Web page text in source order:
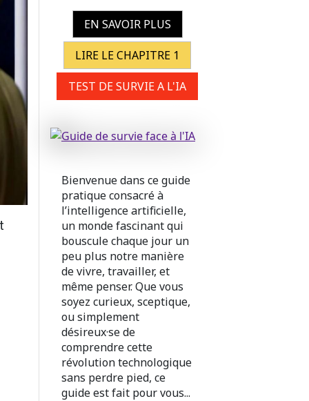
EN SAVOIR PLUS
LIRE LE CHAPITRE 1
TEST DE SURVIE A L'IA
Bienvenue dans ce guide
pratique consacré à
l’intelligence artificielle,
un monde fascinant qui
bouscule chaque jour un
peu plus notre manière
de vivre, travailler, et
même penser. Que vous
soyez curieux, sceptique,
ou simplement
désireux·se de
comprendre cette
révolution technologique
sans perdre pied, ce
guide est fait pour vous...